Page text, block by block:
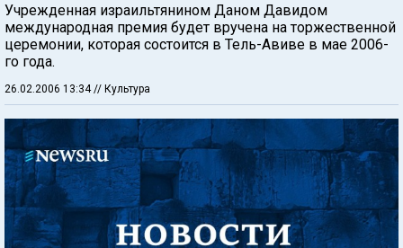
Учрежденная израильтянином Даном Давидом
международная премия будет вручена на торжественной
церемонии, которая состоится в Тель-Авиве в мае 2006-
го года.
26.02.2006 13:34 // Культура